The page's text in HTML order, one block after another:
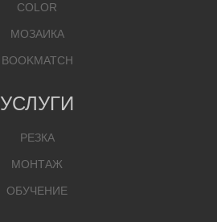
COLOR
МОЗАИКА
BOOKMATCH
УСЛУГИ
РЕЗКА
МОНТАЖ
ОБУЧЕНИЕ